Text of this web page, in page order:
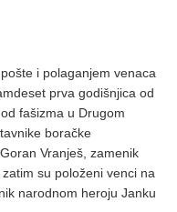
i polaganjem venaca
prva godišnjica od
fašizma u Drugom
boračke
Vranješ, zamenik
su položeni venci na
narodnom heroju Janku